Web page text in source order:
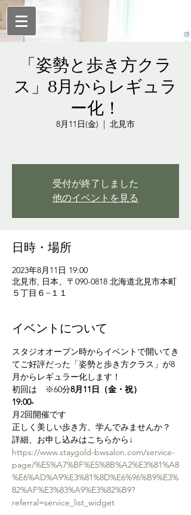
「姿勢と歩き方クラ
ス」8月からレギュラ
ー化！
8月11日(金)
  |
北見市
受付が終了しました
他のイベントを見る
日時・場所
2023年8月11日 19:00
北見市, 日本、〒090-0818 北海道北見市本町
５丁目６−１１
イベントについて
スタジオオープン時からイベントで開いてき
てご好評だった「姿勢と歩き方クラス」が8
月からレギュラー化します！
初回は
※60分8月11日（金・祝）
19:00‐
月2回開催です
正しく美しい歩き方、学んでみませんか？
詳細、お申し込みはこちらから↓
https://www.staygold-bwsalon.com/service-
page/%E5%A7%BF%E5%8B%A2%E3%81%A8
%E6%AD%A9%E3%81%8D%E6%96%B9%E3%
82%AF%E3%83%A9%E3%82%B9?
referral=service_list_widget